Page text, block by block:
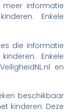
informatie
Enkele
die informatie
Enkele
en
beschikbaar
kinderen. Deze